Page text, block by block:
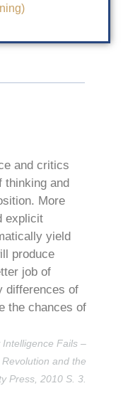
and critics
thinking and
More
explicit
yield
produce
job of
differences of
the chances of
Intelligence Fails –
and the
Press, 2010 S. 3.